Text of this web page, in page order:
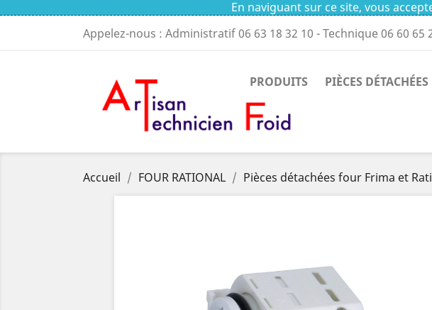
En naviguant sur ce site, vous
Appelez-nous : Administratif06 63 18 32 10 - Technique 06 60 65
PRODUITS PIÈCES DÉTACHÉES
Accueil FOUR RATIONAL Pièces détachées four Frima et